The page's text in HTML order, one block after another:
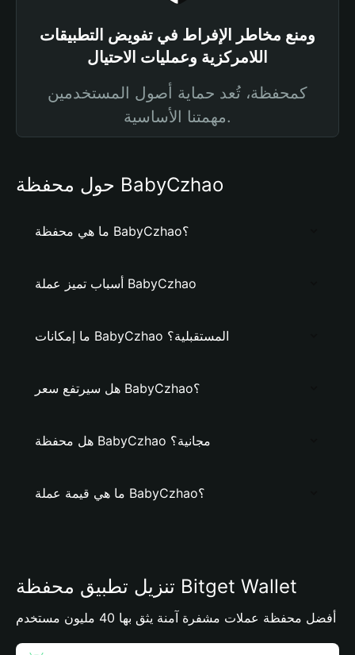
ومنع مخاطر الإفراط في تفويض التطبيقات
اللامركزية وعمليات الاحتيال
كمحفظة، تُعد حماية أصول المستخدمين
مهمتنا الأساسية.
حول محفظة BabyCzhao
ما هي محفظة BabyCzhao؟
أسباب تميز عملة BabyCzhao
ما إمكانات BabyCzhao المستقبلية؟
هل سيرتفع سعر BabyCzhao؟
هل محفظة BabyCzhao مجانية؟
ما هي قيمة عملة BabyCzhao؟
تنزيل تطبيق محفظة Bitget Wallet
أفضل محفظة عملات مشفرة آمنة يثق بها 40 مليون مستخدم